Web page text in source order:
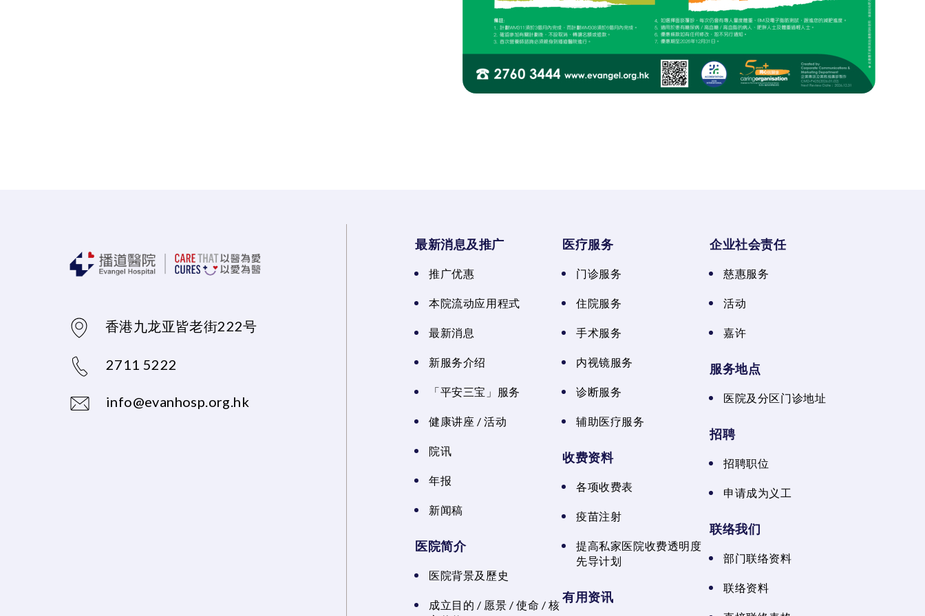
香港九龙亚皆老街222号
2711 5222
info@evanhosp.org.hk
最新消息及推广
推广优惠
本院流动应用程式
最新消息
新服务介绍
「平安三宝」服务
健康讲座 / 活动
院讯
年报
新闻稿
医院简介
医院背景及歷史
成立目的 / 愿景 / 使命 / 核
医疗服务
门诊服务
住院服务
手术服务
内视镜服务
诊断服务
辅助医疗服务
收费资料
各项收费表
疫苗注射
提高私家医院收费透明度
先导计划
有用资讯
企业社会责任
慈惠服务
活动
嘉许
服务地点
医院及分区门诊地址
招聘
招聘职位
申请成为义工
联络我们
部门联络资料
联络资料